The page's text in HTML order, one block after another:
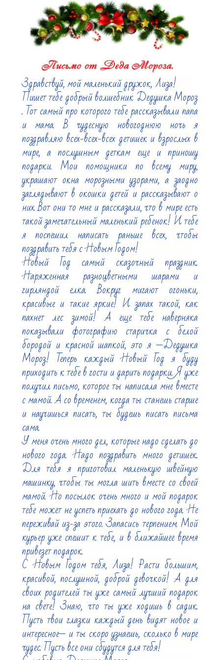
Здравствуй, мой маленький дружок, Лиза!
Пишет тебе добрый волшебник Дедушка Мороз
. Тот самый про которого тебе рассказывали папа
и мама. В чудесную новогоднюю ночь я
поздравляю всех-всех-всех детишек и взрослых в
мире, а послушным деткам еще и приношу
подарки. Мои помощники по всему миру,
украшают окна морозными узорами, а заодно
заглядывают в окошки детей и рассказывают о
них. Вот они то мне и рассказали, что в мире есть
такой замечательный маленький ребенок! И тебе
я поспешил написать раньше всех, чтобы
поздравить тебя с Новым Годом!
Новый Год самый сказочный праздник.
Наряженная разноцветными шарами и
гирляндой елка. Вокруг мигают огоньки,
красивые и такие яркие! И запах такой, как
пахнет лес зимой! А еще тебе наверняка
показывали фотографию старичка с белой
бородой и красной шапкой, это я —Дедушка
Мороз! Теперь каждый Новый Год я буду
приходить к тебе в гости и дарить подарки. Я уже
получил письмо, которое ты написала мне вместе
с мамой. А со временем, когда ты станешь старше
и научишься писать, ты будешь писать письма
сама.
У меня очень много дел, которые надо сделать до
нового года. Надо поздравить много детишек.
Для тебя я приготовил маленькую швейную
машинку, чтобы ты могла шить вместе со своей
мамой. Но посылок очень много и мой подарок
тебе может не успеть приехать до нового года. Не
переживай из-за этого. Запасись терпением. Мой
курьер уже спешит к тебе, и в ближайшее время
привезет подарок.
С Новым Годом тебя, Лиза! Расти большим,
красивой, послушной, доброй девочкой! А для
своих родителей ты уже самый лучший подарок
на свете! Знаю, что ты уже ходишь в садик.
Пусть твои глазки каждый день видят новое и
интересное— и ты скоро узнаешь, сколько в мире
чудес. Пусть все они сбудутся для тебя!